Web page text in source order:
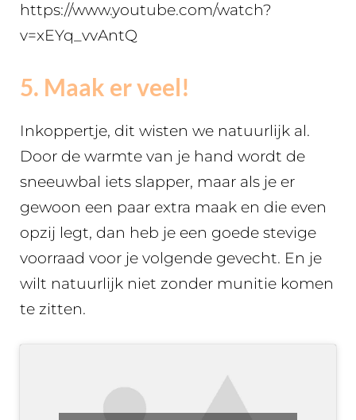
https://www.youtube.com/watch?
v=xEYq_vvAntQ
5. Maak er veel!
Inkoppertje, dit wisten we natuurlijk al.
Door de warmte van je hand wordt de
sneeuwbal iets slapper, maar als je er
gewoon een paar extra maak en die even
opzij legt, dan heb je een goede stevige
voorraad voor je volgende gevecht. En je
wilt natuurlijk niet zonder munitie komen
te zitten.